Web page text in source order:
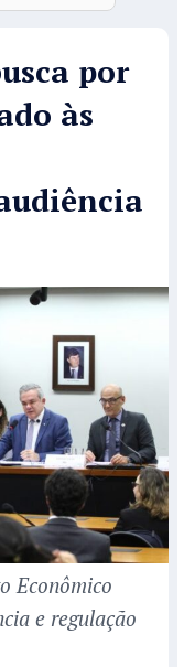
por
às
Econômico
e regulação